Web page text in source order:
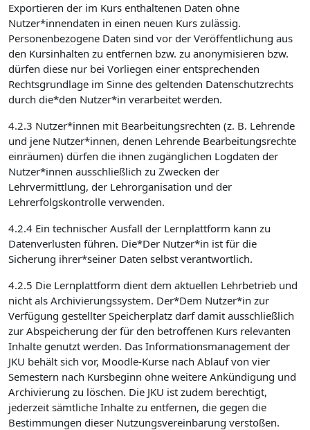
Exportieren der im Kurs enthaltenen Daten ohne
Nutzer*innendaten in einen neuen Kurs zulässig.
Personenbezogene Daten sind vor der Veröffentlichung aus
den Kursinhalten zu entfernen bzw. zu anonymisieren bzw.
dürfen diese nur bei Vorliegen einer entsprechenden
Rechtsgrundlage im Sinne des geltenden Datenschutzrechts
durch die*den Nutzer*in verarbeitet werden.
4.2.3 Nutzer*innen mit Bearbeitungsrechten (z. B. Lehrende
und jene Nutzer*innen, denen Lehrende Bearbeitungsrechte
einräumen) dürfen die ihnen zugänglichen Logdaten der
Nutzer*innen ausschließlich zu Zwecken der
Lehrvermittlung, der Lehrorganisation und der
Lehrerfolgskontrolle verwenden.
4.2.4 Ein technischer Ausfall der Lernplattform kann zu
Datenverlusten führen. Die*Der Nutzer*in ist für die
Sicherung ihrer*seiner Daten selbst verantwortlich.
4.2.5 Die Lernplattform dient dem aktuellen Lehrbetrieb und
nicht als Archivierungssystem. Der*Dem Nutzer*in zur
Verfügung gestellter Speicherplatz darf damit ausschließlich
zur Abspeicherung der für den betroffenen Kurs relevanten
Inhalte genutzt werden. Das Informationsmanagement der
JKU behält sich vor, Moodle-Kurse nach Ablauf von vier
Semestern nach Kursbeginn ohne weitere Ankündigung und
Archivierung zu löschen. Die JKU ist zudem berechtigt,
jederzeit sämtliche Inhalte zu entfernen, die gegen die
Bestimmungen dieser Nutzungsvereinbarung verstoßen.